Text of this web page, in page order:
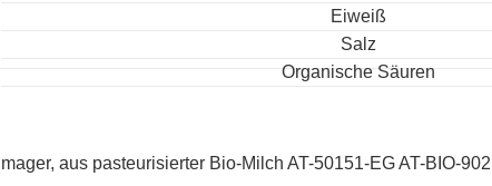
Eiweiß
Salz
Organische Säuren
mager, aus pasteurisierter Bio-Milch AT-50151-EG AT-BIO-